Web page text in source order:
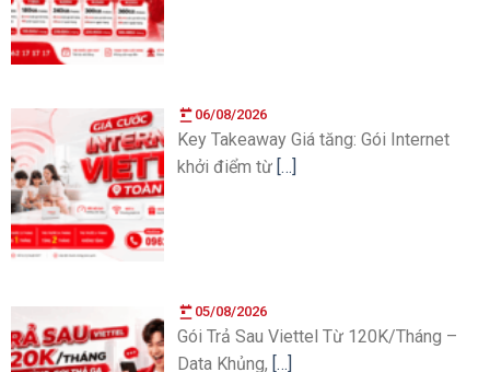
06/08/2026
Key Takeaway Giá tăng: Gói Internet
khởi điểm từ […]
05/08/2026
Gói Trả Sau Viettel Từ 120K/Tháng –
Data Khủng, […]